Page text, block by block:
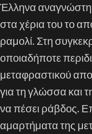
Έλληνα αναγνώστη
στα χέρια του το
ραμολί. Στη
οποιαδήποτε
μεταφραστικού
για τη γλώσσα και
να πέσει ράβδος.
αμαρτήματα της